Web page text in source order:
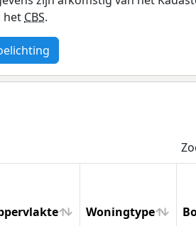
het CBS.
Woningtype